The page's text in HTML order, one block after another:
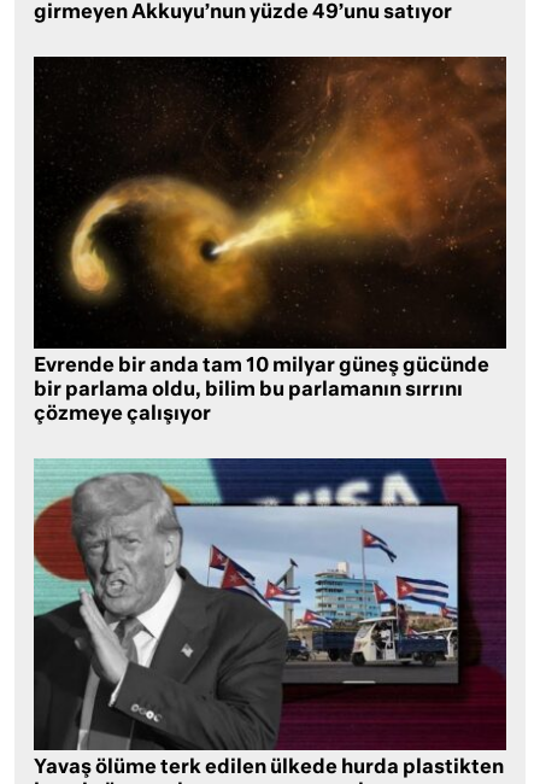
girmeyen Akkuyu’nun yüzde 49’unu satıyor
Evrende bir anda tam 10 milyar güneş gücünde
bir parlama oldu, bilim bu parlamanın sırrını
çözmeye çalışıyor
Yavaş ölüme terk edilen ülkede hurda plastikten